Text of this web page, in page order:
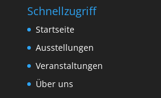
Schnellzugriff
Startseite
Ausstellungen
Veranstaltungen
Über uns